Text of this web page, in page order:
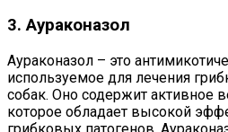
3. Аураконазол
Аураконазол – это
используемое для лечения
собак. Оно содержит активное
которое обладает высокой